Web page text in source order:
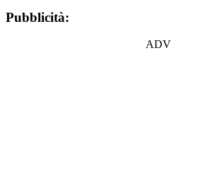
Pubblicità:
ADV